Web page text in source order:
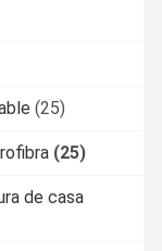
(25)
(25)
de casa